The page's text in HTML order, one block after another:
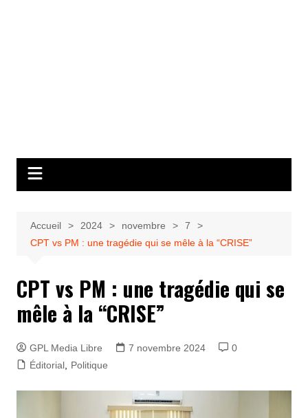
Accueil 2024 novembre
7
CPT vs PM : une tragédie qui se mêle à la “CRISE”
CPT vs PM : une tragédie qui se
mêle à la “CRISE”
GPL Media Libre 7 novembre 2024
0
Éditorial, Politique